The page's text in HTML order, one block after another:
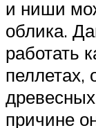
и ниши
облика.
работать
пеллетах,
причине